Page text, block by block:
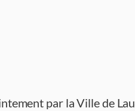
par la Ville de